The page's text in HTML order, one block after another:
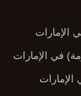
الإمارات
في الإمارات